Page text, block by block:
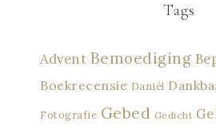
Tags
Advent Bemoediging
Boekrecensie Daniël
Fotografie Gebed Gedicht